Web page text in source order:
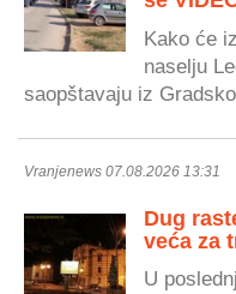
Kako će
naselju
saopštavaju iz
Vranjenews 07.08.2026 13:31
Dug
veća za
U